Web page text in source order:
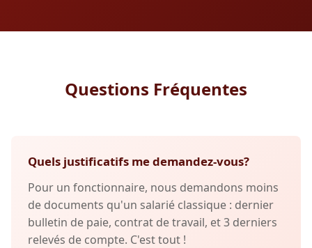
Questions Fréquentes
Quels justificatifs me demandez-vous?
Pour un fonctionnaire, nous demandons moins
de documents qu'un salarié classique : dernier
bulletin de paie, contrat de travail, et 3 derniers
relevés de compte. C'est tout !